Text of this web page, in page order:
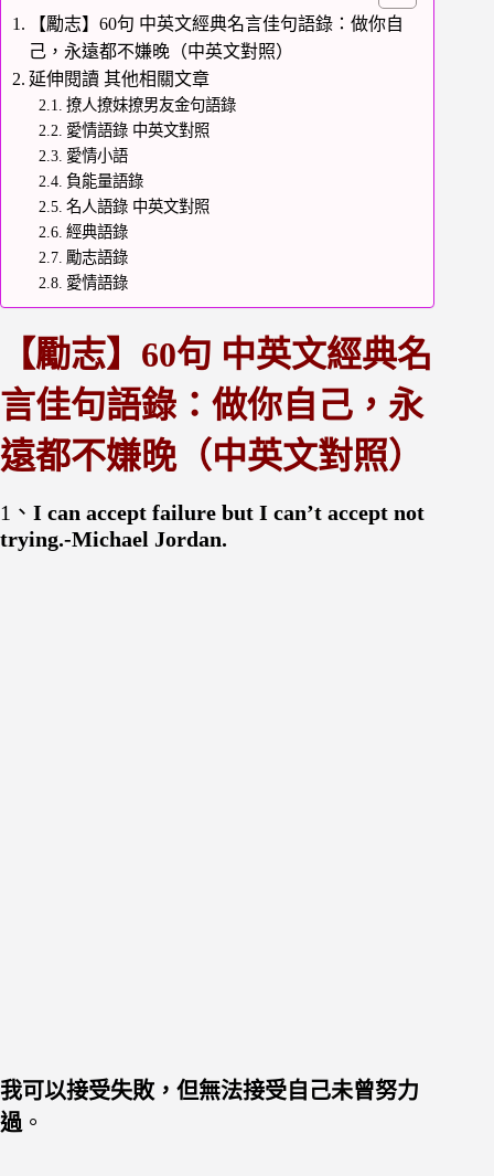
【勵志】60句 中英文經典名言佳句語錄：做你自
己，永遠都不嫌晚（中英文對照）
延伸閱讀 其他相關文章
撩人撩妹撩男友金句語錄
愛情語錄 中英文對照
愛情小語
負能量語錄
名人語錄 中英文對照
經典語錄
勵志語錄
愛情語錄
【勵志】60句 中英文經典名
言佳句語錄：做你自己，永
遠都不嫌晚（中英文對照）
1、 I can accept failure but I can’t accept not
trying.-Michael Jordan.
我可以接受失敗，但無法接受自己未曾努力
過 。